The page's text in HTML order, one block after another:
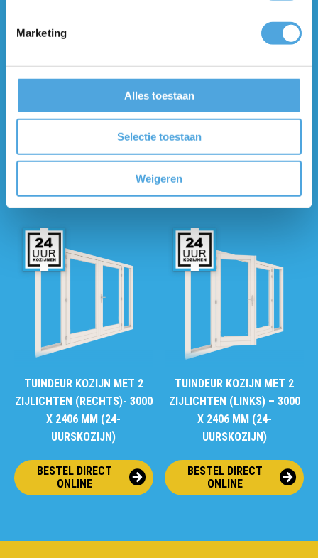
Marketing
Alles toestaan
Selectie toestaan
Weigeren
TUINDEUR KOZIJN MET 2
ZIJLICHTEN (RECHTS) –
3000 X 2206 MM (24-
TUINDEUR KOZIJN MET 2
ZIJLICHTEN (LINKS) – 3000
X 2206 MM (24-
TUINDEUR KOZIJN MET 2
ZIJLICHTEN (RECHTS)- 3000
X 2406 MM (24-
UURSKOZIJN)
BESTEL DIRECT
ONLINE
TUINDEUR KOZIJN MET 2
ZIJLICHTEN (LINKS) – 3000
X 2406 MM (24-
UURSKOZIJN)
BESTEL DIRECT
ONLINE